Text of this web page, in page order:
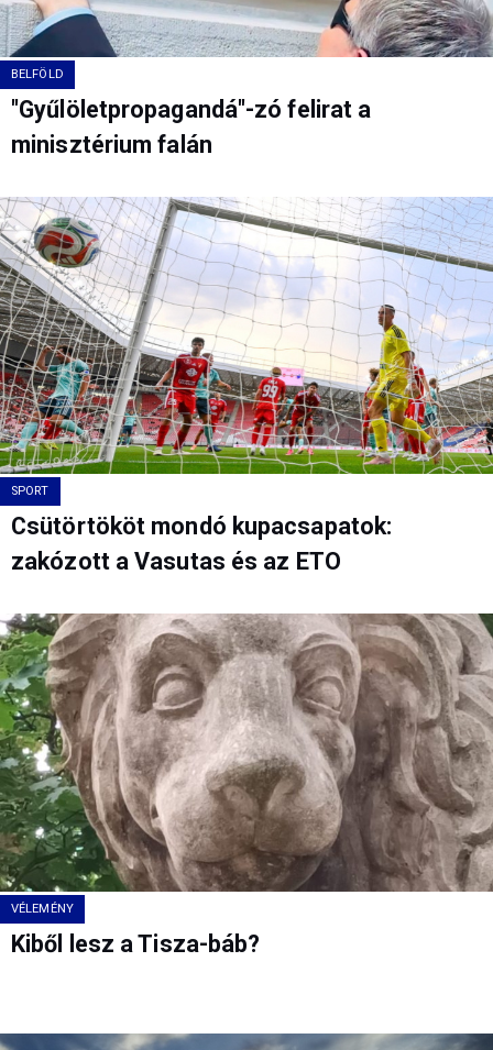
BELFÖLD
"Gyűlöletpropagandá"-zó felirat a
minisztérium falán
SPORT
Csütörtököt mondó kupacsapatok:
zakózott a Vasutas és az ETO
VÉLEMÉNY
Kiből lesz a Tisza-báb?